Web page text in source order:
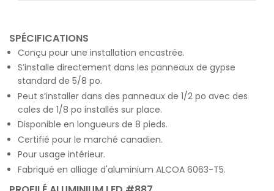
SPÉCIFICATIONS
Conçu pour une installation encastrée.
S’installe directement dans les panneaux de gypse
standard de 5/8 po.
Peut s’installer dans des panneaux de 1/2 po avec des
cales de 1/8 po installés sur place.
Disponible en longueurs de 8 pieds.
Certifié pour le marché canadien.
Pour usage intérieur.
Fabriqué en alliage d'aluminium ALCOA 6063-T5.